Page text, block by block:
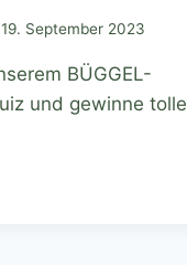
19. September 2023
BÜGGEL-
und gewinne tolle